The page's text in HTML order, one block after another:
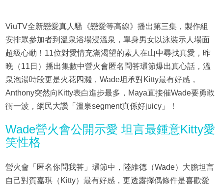
ViuTV全新戀愛真人騷《戀愛等高線》播出第三集，製作組
安排眾參加者到溫泉浴場浸溫泉，單身男女以泳裝示人場面
超級心動！11位對愛情充滿渴望的素人在山中尋找真愛，昨
晚（11日）播出集數中營火會匿名問答環節爆出真心話，溫
泉泡湯時段更是火花四濺，Wade坦承對Kitty最有好感，
Anthony突然向Kitty表白進步最多，Maya直接催Wade要勇敢
衝一波，網民大讚「溫泉segment真係好juicy」！
Wade營火會公開示愛 坦言最鍾意Kitty愛
笑性格
營火會「匿名你問我答」環節中，陸維德（Wade）大膽坦言
自己對賀嘉琪（Kitty）最有好感，更透露擇偶條件是喜歡愛